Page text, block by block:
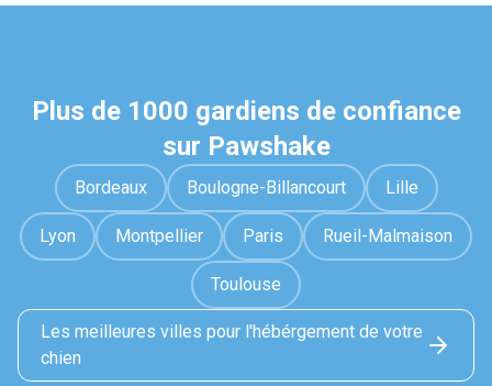
Plus de 1000 gardiens de confiance
sur Pawshake
Bordeaux Boulogne-Billancourt Lille
Lyon Montpellier Paris Rueil-Malmaison
Toulouse
Les meilleures villes pour l'hébérgement de votre
chien